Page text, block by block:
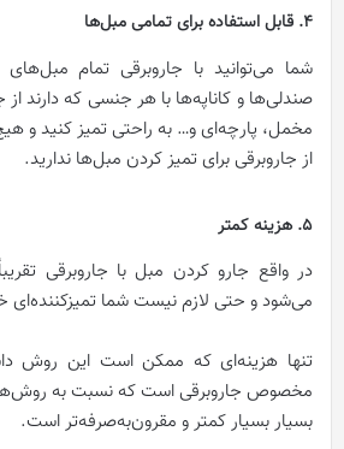
4. قابل استفاده برای تمامی مبل‌ها
شما می‌توانید با جاروبرقی تمام مبل‌های
صندلی‌ها و کاناپه‌ها با هر جنسی که دارند
مخمل، پارچه‌ای و… به راحتی تمیز کنید و
از جاروبرقی برای تمیز کردن مبل‌ها ندارید.
5. هزینه کمتر
در واقع جارو کردن مبل با جاروبرقی
می‌شود و حتی لازم نیست شما تمیزکننده‌ای
تنها هزینه‌ای که ممکن است این روش
مخصوص جاروبرقی است که نسبت به
بسیار بسیار کمتر و مقرون‌به‌صرفه‌تر است.